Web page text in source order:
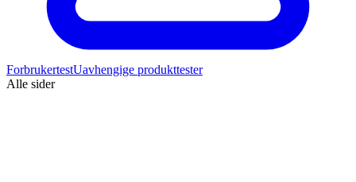
ForbrukertestUavhengige produkttester
Alle sider